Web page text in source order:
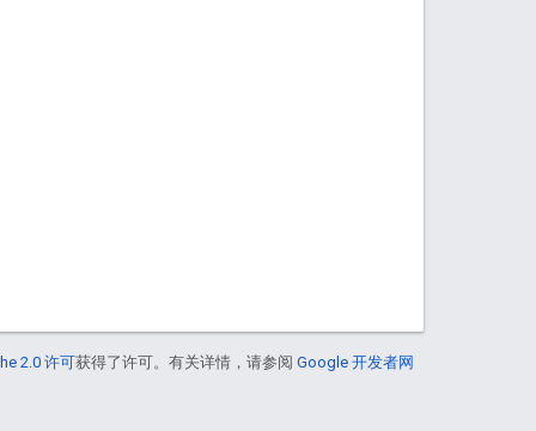
2.0 许可获得了许可。有关详情，请参阅 Google 开发者网